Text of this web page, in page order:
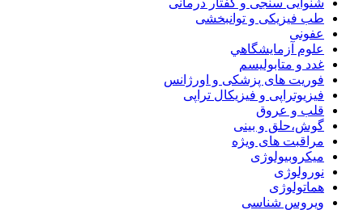
طب فیزیکی و توانبخشی
عفونی
علوم آزمايشگاهي
غدد و متابولیسم
فوریت های پزشکی و اورژانس
فیزیوتراپی و فیزیکال تراپی
قلب و عروق
گوش،حلق و بینی
مراقبت های ویژه
میکروبیولوژی
نورولوژی
هماتولوژی
ویروس شناسی